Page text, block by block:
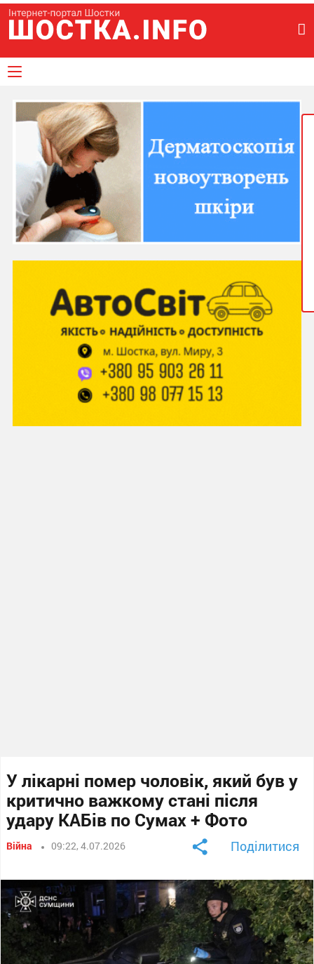
У лікарні помер чоловік, який був у
критично важкому стані після
удару КАБів по Сумах + Фото
Війна 09:22, 4.07.2026 Поділитися